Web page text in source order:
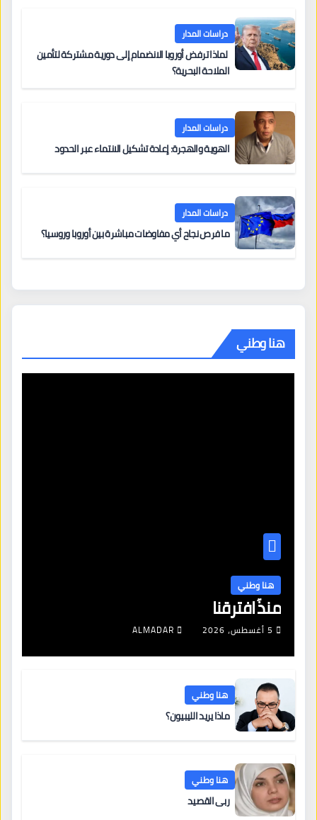
دراسات المدار
لماذا ترفض أوروبا الانضمام إلى دورية مشتركة لتأمين
الملاحة البحرية؟
دراسات المدار
الهوية والهجرة: إعادة تشكيل الانتماء عبر الحدود
دراسات المدار
ما فرص نجاح أي مفاوضات مباشرة بين أوروبا وروسيا؟
هنا وطني
هنا وطني
منذُ افترقنا
5 أغسطس، 2026 ALMADAR
هنا وطني
ماذا يريد الليبيون؟
هنا وطني
ربى القصيد